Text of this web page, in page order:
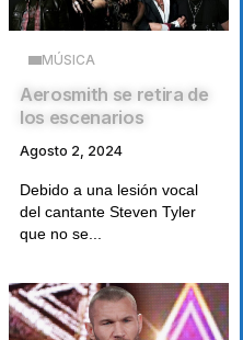
MÚSICA
Aerosmith se retira de
los escenarios
Agosto 2, 2024
Debido a una lesión vocal
del cantante Steven Tyler
que no se...